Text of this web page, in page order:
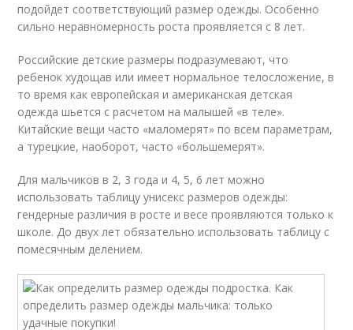
подойдет соответствующий размер одежды. Особенно
сильно неравномерность роста проявляется с 8 лет.
Российские детские размеры подразумевают, что
ребенок худощав или имеет нормальное телосложение, в
то время как европейская и американская детская
одежда шьется с расчетом на малышей «в теле».
Китайские вещи часто «маломерят» по всем параметрам,
а турецкие, наоборот, часто «большемерят».
Для мальчиков в 2, 3 года и 4, 5, 6 лет можно
использовать таблицу унисекс размеров одежды:
гендерные различия в росте и весе проявляются только к
школе. До двух лет обязательно использовать таблицу с
помесячным делением.